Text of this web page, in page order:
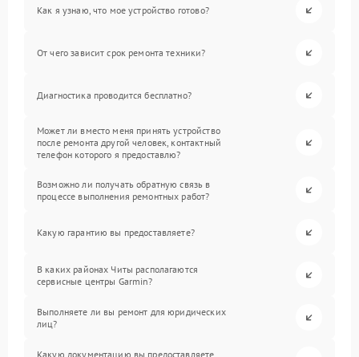
Как я узнаю, что мое устройство готово?
От чего зависит срок ремонта техники?
Диагностика проводится бесплатно?
Может ли вместо меня принять устройство
после ремонта другой человек, контактный
телефон которого я предоставлю?
Возможно ли получать обратную связь в
процессе выполнения ремонтных работ?
Какую гарантию вы предоставляете?
В каких районах Читы располагаются
сервисные центры Garmin?
Выполняете ли вы ремонт для юридических
лиц?
Какую документацию вы предоставляете